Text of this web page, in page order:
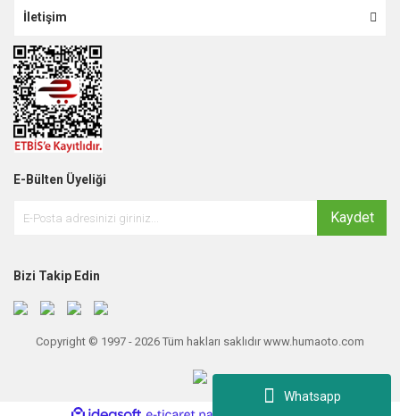
Whatsapp
İletişim
E-Bülten Üyeliği
Kaydet
Bizi Takip Edin
Copyright © 1997 - 2026 Tüm hakları saklıdır www.humaoto.com